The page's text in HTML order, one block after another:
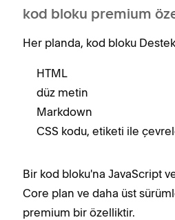
kod bloku premium
Her planda, kod bloku
HTML
düz metin
Markdown
CSS kodu, etiketi ile
Bir kod bloku'na JavaScript
Core plan ve daha üst
premium bir özelliktir.